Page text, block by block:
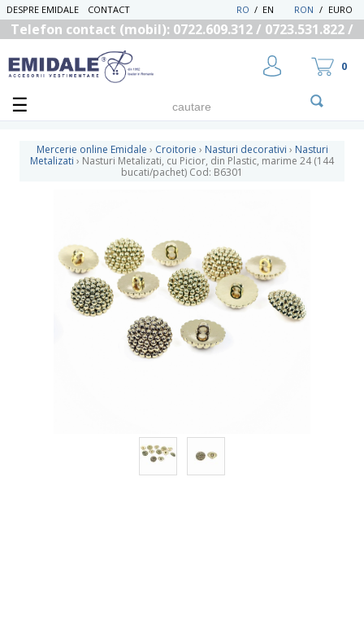
DESPRE EMIDALE CONTACT RON / EURO
EN
/
RO
Telefon contact (mobil): 0722.609.312 / 0723.531.822 /
0
Mercerie online Emidale › Croitorie › Nasturi decorativi › Nasturi
Metalizati › Nasturi Metalizati, cu Picior, din Plastic, marime 24 (144
bucati/pachet) Cod: B6301